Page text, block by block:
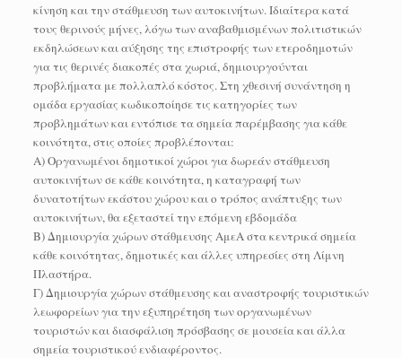
κίνηση και την στάθμευση των αυτοκινήτων. Ιδιαίτερα κατά
τους θερινούς μήνες, λόγω των αναβαθμισμένων πολιτιστικών
εκδηλώσεων και αύξησης της επιστροφής των ετεροδημοτών
για τις θερινές διακοπές στα χωριά, δημιουργούνται
προβλήματα με πολλαπλό κόστος. Στη χθεσινή συνάντηση η
ομάδα εργασίας κωδικοποίησε τις κατηγορίες των
προβλημάτων και εντόπισε τα σημεία παρέμβασης για κάθε
κοινότητα, στις οποίες προβλέπονται:
Α) Οργανωμένοι δημοτικοί χώροι για δωρεάν στάθμευση
αυτοκινήτων σε κάθε κοινότητα, η καταγραφή των
δυνατοτήτων εκάστου χώρου και ο τρόπος ανάπτυξης των
αυτοκινήτων, θα εξεταστεί την επόμενη εβδομάδα
Β) Δημιουργία χώρων στάθμευσης ΑμεΑ στα κεντρικά σημεία
κάθε κοινότητας, δημοτικές και άλλες υπηρεσίες στη Λίμνη
Πλαστήρα.
Γ) Δημιουργία χώρων στάθμευσης και αναστροφής τουριστικών
λεωφορείων για την εξυπηρέτηση των οργανωμένων
τουριστών και διασφάλιση πρόσβασης σε μουσεία και άλλα
σημεία τουριστικού ενδιαφέροντος.